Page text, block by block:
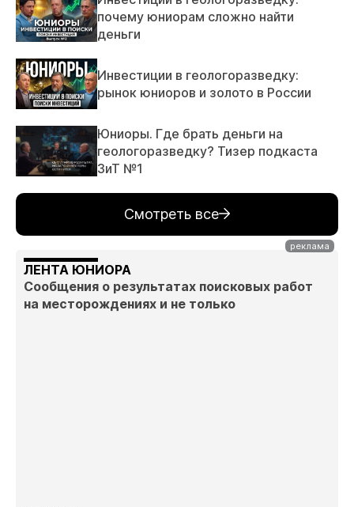
почему юниорам сложно найти
деньги
Инвестиции в геологоразведку:
рынок юниоров и золото в России
Юниоры. Где брать деньги на
геологоразведку? Тизер подкаста
ЗиТ №1
Смотреть все
ЛЕНТА ЮНИОРА
Сообщения о результатах поисковых работ
на месторождениях и не только